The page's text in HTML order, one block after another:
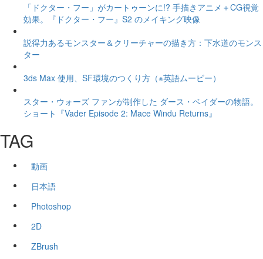
「ドクター・フー」がカートゥーンに!? 手描きアニメ＋CG視覚
効果。『ドクター・フー』S2 のメイキング映像
説得力あるモンスター＆クリーチャーの描き方：下水道のモンス
ター
3ds Max 使用、SF環境のつくり方（※英語ムービー）
スター・ウォーズ ファンが制作した ダース・ベイダーの物語。
ショート『Vader Episode 2: Mace Windu Returns』
TAG
動画
日本語
Photoshop
2D
ZBrush